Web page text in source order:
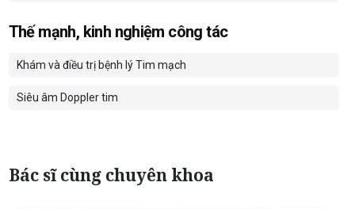
Thế mạnh, kinh nghiệm công tác
Khám và điều trị bệnh lý Tim mạch
Siêu âm Doppler tim
Bác sĩ cùng chuyên khoa